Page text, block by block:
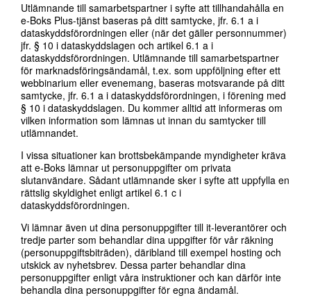
Utlämnande till samarbetspartner i syfte att tillhandahålla en
e-Boks Plus-tjänst baseras på ditt samtycke, jfr. 6.1 a i
dataskyddsförordningen eller (när det gäller personnummer)
jfr. § 10 i dataskyddslagen och artikel 6.1 a i
dataskyddsförordningen. Utlämnande till samarbetspartner
för marknadsföringsändamål, t.ex. som uppföljning efter ett
webbinarium eller evenemang, baseras motsvarande på ditt
samtycke, jfr. 6.1 a i dataskyddsförordningen, i förening med
§ 10 i dataskyddslagen. Du kommer alltid att informeras om
vilken information som lämnas ut innan du samtycker till
utlämnandet.
I vissa situationer kan brottsbekämpande myndigheter kräva
att e-Boks lämnar ut personuppgifter om privata
slutanvändare. Sådant utlämnande sker i syfte att uppfylla en
rättslig skyldighet enligt artikel 6.1 c i
dataskyddsförordningen.
Vi lämnar även ut dina personuppgifter till it-leverantörer och
tredje parter som behandlar dina uppgifter för vår räkning
(personuppgiftsbiträden), däribland till exempel hosting och
utskick av nyhetsbrev. Dessa parter behandlar dina
personuppgifter enligt våra instruktioner och kan därför inte
behandla dina personuppgifter för egna ändamål.